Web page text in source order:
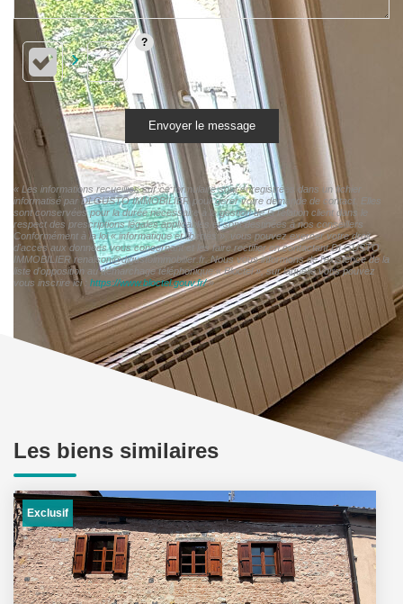
Envoyer le message
« Les informations recueillies sur ce formulaire sont enregistrées dans un fichier
informatisé par DI GUSTO IMMOBILIER pour gérer votre demande de contact. Elles
sont conservées pour la durée nécessaire à la gestion de la relation client dans le
respect des prescriptions légales applicables et sont destinées à nos conseillers
Conformément à la loi « informatique et libertés », vous pouvez exercer votre droit
d'accès aux données vous concernant et les faire rectifier en contactant DI GUSTO
IMMOBILIER renaison@digustoimmobilier.fr. Nous vous informons de l'existence de la
liste d'opposition au démarchage téléphonique « Bloctel », sur laquelle vous pouvez
vous inscrire ici : https://www.bloctel.gouv.fr/»
Les biens similaires
Exclusif